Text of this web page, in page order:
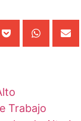
Trabajo